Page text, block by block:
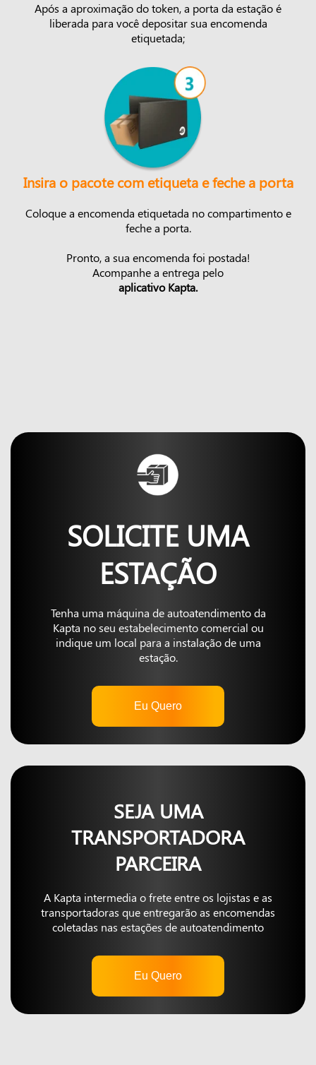
Após a aproximação do token, a porta da estação é
liberada para você depositar sua encomenda
etiquetada;
Insira o pacote com etiqueta e feche a porta
Coloque a encomenda etiquetada no compartimento e
feche a porta.
Pronto, a sua encomenda foi postada!
Acompanhe a entrega pelo
aplicativo Kapta.
SOLICITE UMA
ESTAÇÃO
Tenha uma máquina de autoatendimento da
Kapta no seu estabelecimento comercial ou
indique um local para a instalação de uma
estação.
Eu Quero
SEJA UMA
TRANSPORTADORA
PARCEIRA
A Kapta intermedia o frete entre os lojistas e as
transportadoras que entregarão as encomendas
coletadas nas estações de autoatendimento
Eu Quero